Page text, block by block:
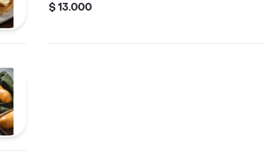
$ 13.000